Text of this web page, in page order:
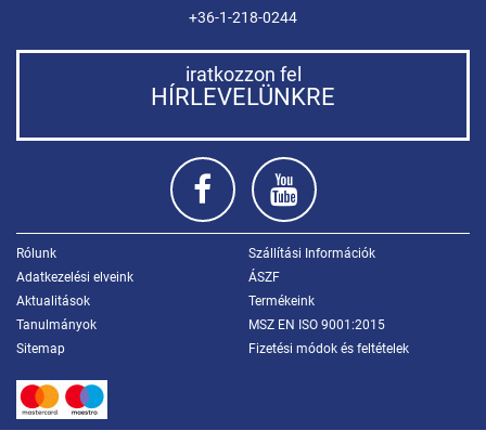
+36-1-218-0244
iratkozzon fel
HÍRLEVELÜNKRE
Rólunk
Szállítási Információk
Adatkezelési elveink
ÁSZF
Aktualitások
Termékeink
Tanulmányok
MSZ EN ISO 9001:2015
Sitemap
Fizetési módok és feltételek